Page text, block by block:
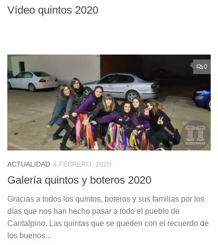
Vídeo quintos 2020
0
ACTUALIDAD 4 FEBRERO, 2020
Galería quintos y boteros 2020
Gracias a todos los quintos, boteros y sus familias por los
días que nos han hecho pasar a todo el pueblo de
Cantalpino. Las quintas que se queden con el recuerdo de
los buenos...